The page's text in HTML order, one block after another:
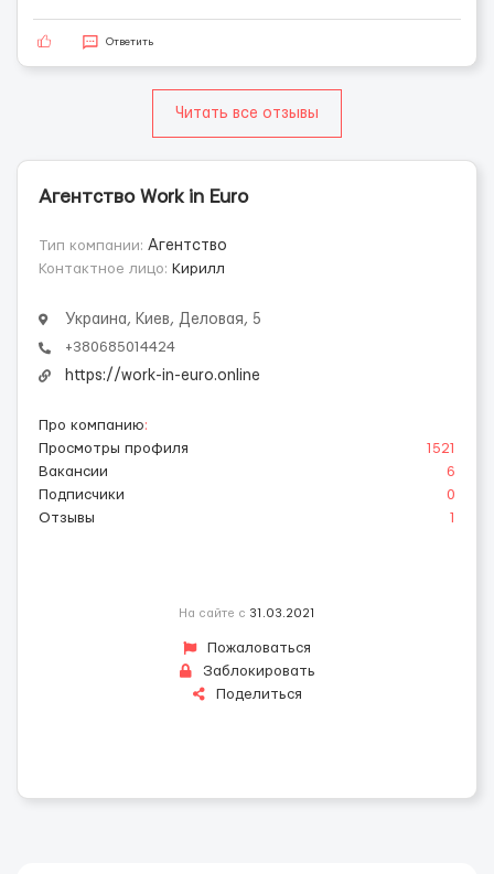
Ответить
Читать все отзывы
Агентство Work in Euro
Тип компании: Агентство
Контактное лицо: Кирилл
Украина, Киев, Деловая, 5
+380685014424
https://work-in-euro.online
Про компанию:
Просмотры профиля
1521
Вакансии
6
Подписчики
0
Отзывы
1
На сайте с 31.03.2021
Пожаловаться
Заблокировать
Поделиться